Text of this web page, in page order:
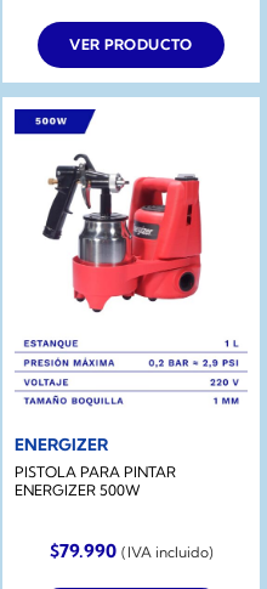
VER PRODUCTO
ENERGIZER
PISTOLA PARA PINTAR
ENERGIZER 500W
$79.990 (IVA incluido)